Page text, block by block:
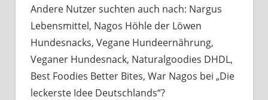
Andere Nutzer suchten auch nach: Nargus
Lebensmittel, Nagos Höhle der Löwen
Hundesnacks, Vegane Hundeernährung,
Veganer Hundesnack, Naturalgoodies DHDL,
Best Foodies Better Bites, War Nagos bei „Die
leckerste Idee Deutschlands“?